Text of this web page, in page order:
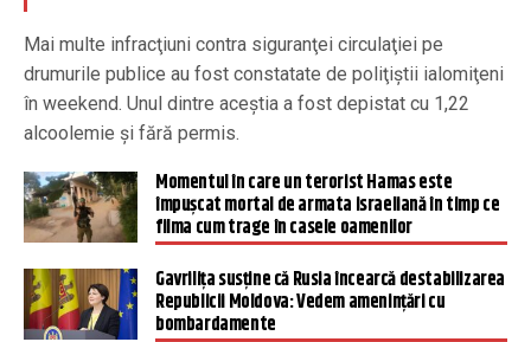
Mai multe infracţiuni contra siguranţei circulaţiei pe
drumurile publice au fost constatate de poliţiştii ialomiţeni
în weekend. Unul dintre aceştia a fost depistat cu 1,22
alcoolemie şi fără permis.
Momentul în care un terorist Hamas este
împușcat mortal de armata israeliană în timp ce
filma cum trage în casele oamenilor
Gavrilița susţine că Rusia încearcă destabilizarea
Republicii Moldova: Vedem amenințări cu
bombardamente